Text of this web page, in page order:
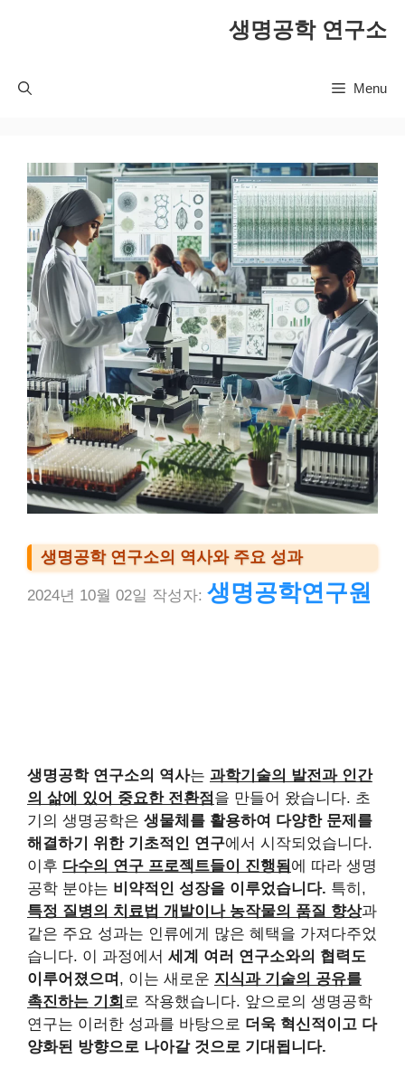
생명공학 연구소
Menu
생명공학 연구소의 역사와 주요 성과
2024년 10월 02일 작성자: 생명공학연구원
생명공학 연구소의 역사는 과학기술의 발전과 인간
의 삶에 있어 중요한 전환점 을 만들어 왔습니다. 초
기의 생명공학은 생물체를 활용하여 다양한 문제를
해결하기 위한 기초적인 연구에서 시작되었습니다.
이후 다수의 연구 프로젝트들이 진행됨 에 따라 생명
공학 분야는 비약적인 성장을 이루었습니다. 특히,
특정 질병의 치료법 개발이나 농작물의 품질 향상과
같은 주요 성과는 인류에게 많은 혜택을 가져다주었
습니다. 이 과정에서 세계 여러 연구소와의 협력도
이루어졌으며 , 이는 새로운 지식과 기술의 공유를
촉진하는 기회 로 작용했습니다. 앞으로의 생명공학
연구는 이러한 성과를 바탕으로 더욱 혁신적이고 다
양화된 방향으로 나아갈 것으로 기대됩니다.